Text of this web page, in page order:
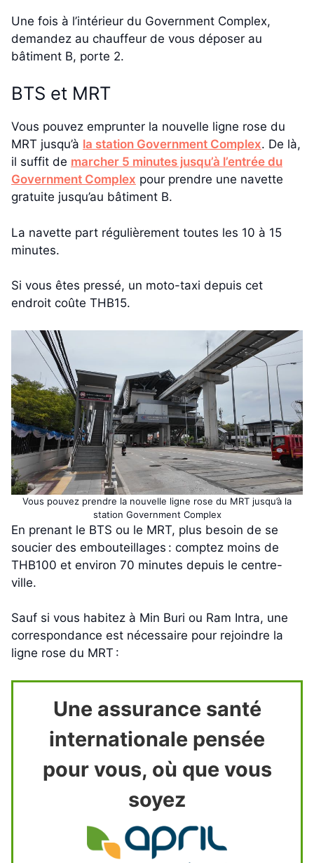
Une fois à l’intérieur du Government Complex,
demandez au chauffeur de vous déposer au
bâtiment B, porte 2.
BTS et MRT
Vous pouvez emprunter la nouvelle ligne rose du
MRT jusqu’à la station Government Complex. De là,
il suffit de marcher 5 minutes jusqu’à l’entrée du
Government Complex pour prendre une navette
gratuite jusqu’au bâtiment B.
La navette part régulièrement toutes les 10 à 15
minutes.
Si vous êtes pressé, un moto-taxi depuis cet
endroit coûte THB15.
Vous pouvez prendre la nouvelle ligne rose du MRT jusqu’à la
station Government Complex
En prenant le BTS ou le MRT, plus besoin de se
soucier des embouteillages : comptez moins de
THB100 et environ 70 minutes depuis le centre-
ville.
Sauf si vous habitez à Min Buri ou Ram Intra, une
correspondance est nécessaire pour rejoindre la
ligne rose du MRT :
Une assurance santé
internationale pensée
pour vous, où que vous
soyez